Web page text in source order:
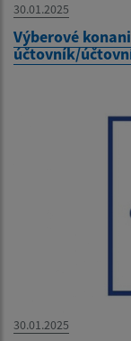
30.01.2025
Výberové
účtovník/
30.01.2025